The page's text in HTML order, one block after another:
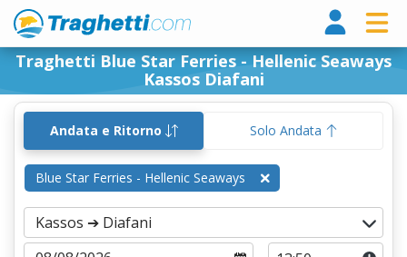
Traghetti Blue Star Ferries - Hellenic Seaways
Kassos Diafani
Andata e Ritorno Solo Andata
Blue Star Ferries - Hellenic Seaways